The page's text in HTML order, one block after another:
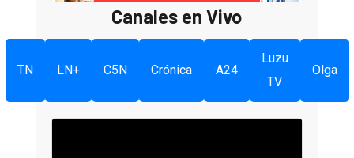
Canales en Vivo
TN LN+ C5N Crónica A24
Luzu
TV
Olga